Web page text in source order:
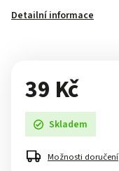
Detailní informace
39 Kč
Skladem
Možnosti doručení